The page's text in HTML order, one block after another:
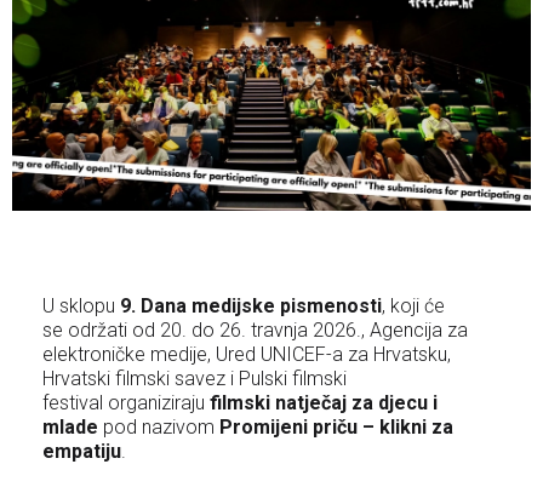
U sklopu 9. Dana medijske pismenosti, koji će
se održati od 20. do 26. travnja 2026., Agencija za
elektroničke medije, Ured UNICEF-a za Hrvatsku,
Hrvatski filmski savez i Pulski filmski
festival organiziraju filmski natječaj za djecu i
mlade pod nazivom Promijeni priču – klikni za
empatiju.